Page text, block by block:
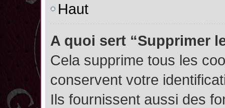
Haut
A quoi sert “Supprimer
Cela supprime tous les
conservent votre
Ils fournissent aussi des